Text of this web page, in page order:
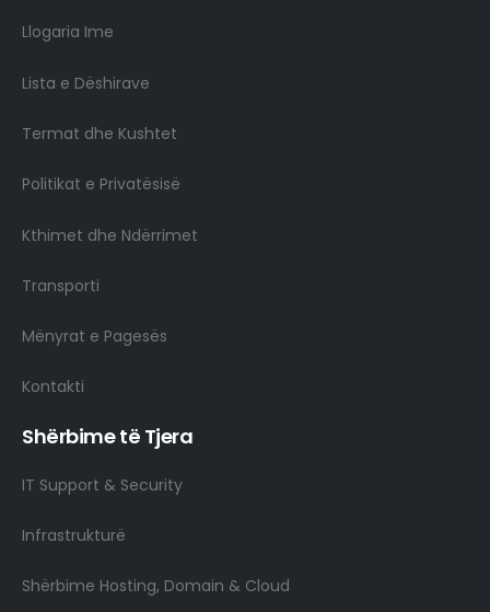
Llogaria Ime
Lista e Dëshirave
Termat dhe Kushtet
Politikat e Privatësisë
Kthimet dhe Ndërrimet
Transporti
Mënyrat e Pagesës
Kontakti
Shërbime të Tjera
IT Support & Security
Infrastrukturë
Shërbime Hosting, Domain & Cloud